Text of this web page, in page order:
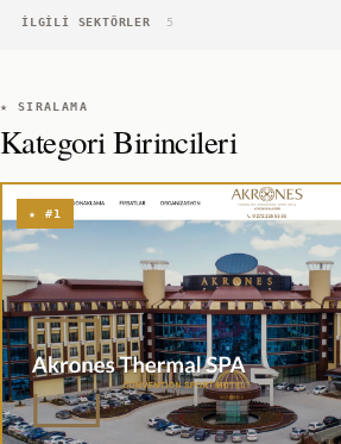
İLGILI SEKTÖRLER 5
★ SIRALAMA
Kategori Birincileri
★ #1